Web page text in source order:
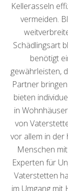
Kellerasseln
vermeiden.
Schädlingsart
benötigt
gewährleisten,
Partner
bieten
in
von
vor allem in der
Menschen
Experten für
Vaterstetten
im Umgang mit